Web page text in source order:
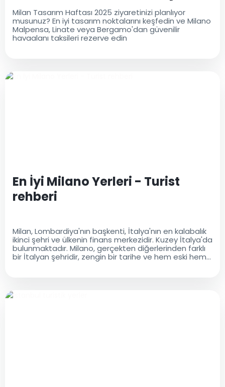
Tam Rehber
Milan Tasarım Haftası 2025 ziyaretinizi planlıyor
musunuz? En iyi tasarım noktalarını keşfedin ve Milano
Malpensa, Linate veya Bergamo'dan güvenilir
havaalanı taksileri rezerve edin
En İyi Milano Yerleri - Turist
rehberi
Milan, Lombardiya'nın başkenti, İtalya'nın en kalabalık
ikinci şehri ve ülkenin finans merkezidir. Kuzey İtalya'da
bulunmaktadır. Milano, gerçekten diğerlerinden farklı
bir İtalyan şehridir, zengin bir tarihe ve hem eski hem